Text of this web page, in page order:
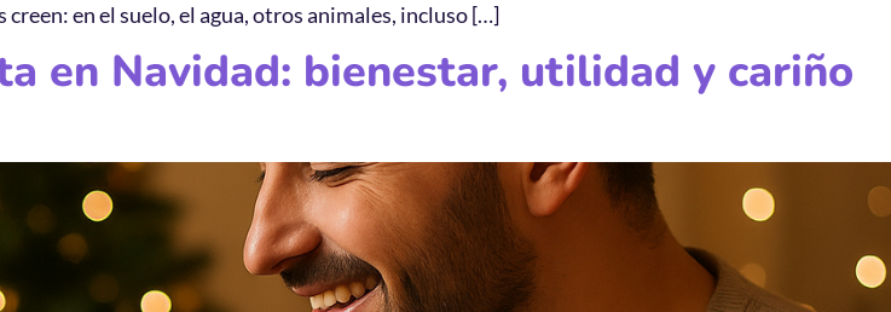
en el suelo, el agua, otros animales, incluso […]
en Navidad: bienestar, utilidad y cariño